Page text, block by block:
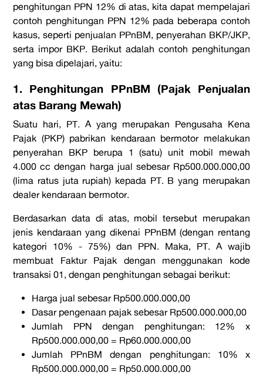
penghitungan PPN 12% di atas, kita dapat mempelajari
contoh penghitungan PPN 12% pada beberapa contoh
kasus, seperti penjualan PPnBM, penyerahan BKP/JKP,
serta impor BKP. Berikut adalah contoh penghitungan
yang bisa dipelajari, yaitu:
1. Penghitungan PPnBM (Pajak Penjualan
atas Barang Mewah)
Suatu hari, PT. A yang merupakan Pengusaha Kena
Pajak (PKP) pabrikan kendaraan bermotor melakukan
penyerahan BKP berupa 1 (satu) unit mobil mewah
4.000 cc dengan harga jual sebesar Rp500.000.000,00
(lima ratus juta rupiah) kepada PT. B yang merupakan
dealerkendaraan bermotor.
Berdasarkan data di atas, mobil tersebut merupakan
jenis kendaraan yang dikenai PPnBM (dengan rentang
kategori 10% - 75%) dan PPN. Maka, PT. A wajib
membuat Faktur Pajak dengan menggunakan kode
transaksi 01, dengan penghitungan sebagai berikut:
Harga jual sebesar Rp500.000.000,00
Dasar pengenaan pajak sebesar Rp500.000.000,00
Jumlah PPN dengan penghitungan: 12% x
Rp500.000.000,00 = Rp60.000.000,00
Jumlah PPnBM dengan penghitungan: 10% x
Rp500.000.000,00= Rp50.000.000,00